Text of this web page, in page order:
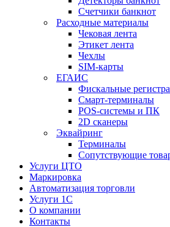
Счетчики банкнот
Расходные материалы
Чековая лента
Этикет лента
Чехлы
SIM-карты
ЕГАИС
Фискальные
Смарт-терминалы
POS-системы и ПК
2D сканеры
Эквайринг
Терминалы
Сопутствующие
Услуги ЦТО
Маркировка
Автоматизация торговли
Услуги 1С
О компании
Контакты